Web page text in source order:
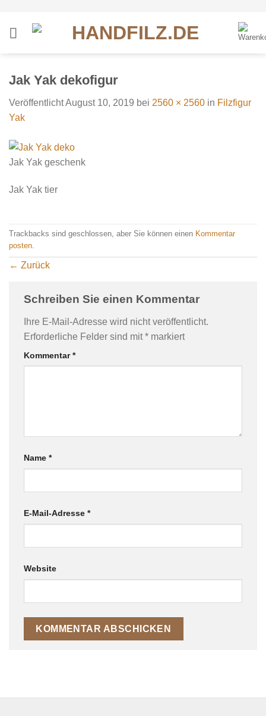
springen
Jak Yak dekofigur
VeröffentlichtAugust 10, 2019 bei 2560 × 2560 in Filzfigur
Yak
Jak Yak geschenk
Jak Yak tier
Trackbacks sind geschlossen, aber Sie können einen Kommentar
posten.
← Zurück
Schreiben Sie einen Kommentar
Ihre E-Mail-Adresse wird nicht veröffentlicht.
Erforderliche Felder sind mit* markiert
Kommentar*
Name *
E-Mail-Adresse *
Website